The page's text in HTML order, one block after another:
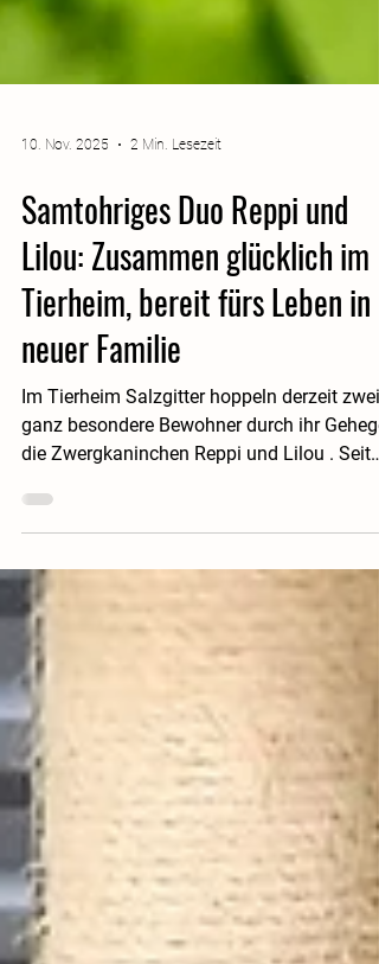
10. Nov. 2025 2 Min. Lesezeit
Samtohriges Duo Reppi und
Lilou: Zusammen glücklich im
Tierheim, bereit fürs Leben in
neuer Familie
Im Tierheim Salzgitter hoppeln derzeit zwei
die Zwergkaninchen Reppi und Lilou . Seit
einigen Wochen teilen sich die beiden
dabei eine innige Freundschaft entwickelt.
Nun suchen sie gemeinsam ein liebevolles
Zuhause, in dem sie endlich ankommen
dürfen. Reppi , ein lebhafter, schwarzer
Zwergkaninchenbock, wurde im Frühjahr
2025 geboren. Lilou , eine weiße
Zwergkaninchendame, kam 2024 zur Welt.